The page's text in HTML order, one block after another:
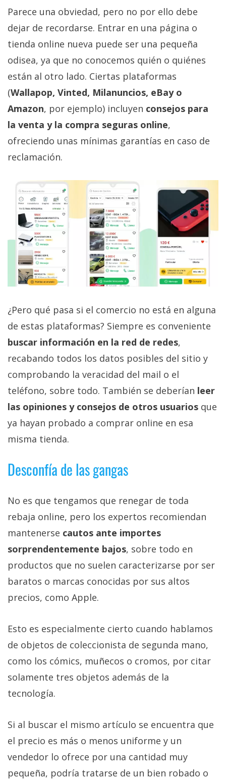
Parece una obviedad, pero no por ello debe
dejar de recordarse. Entrar en una página o
tienda online nueva puede ser una pequeña
odisea, ya que no conocemos quién o quiénes
están al otro lado. Ciertas plataformas
(Wallapop, Vinted, Milanuncios, eBay o
Amazon, por ejemplo) incluyen consejos para
la venta y la compra seguras online,
ofreciendo unas mínimas garantías en caso de
reclamación.
¿Pero qué pasa si el comercio no está en alguna
de estas plataformas? Siempre es conveniente
buscar información en la red de redes,
recabando todos los datos posibles del sitio y
comprobando la veracidad del mail o el
teléfono, sobre todo. También se deberían leer
las opiniones y consejos de otros usuarios que
ya hayan probado a comprar online en esa
misma tienda.
Desconfía de las gangas
No es que tengamos que renegar de toda
rebaja online, pero los expertos recomiendan
mantenerse cautos ante importes
sorprendentemente bajos, sobre todo en
productos que no suelen caracterizarse por ser
baratos o marcas conocidas por sus altos
precios, como Apple.
Esto es especialmente cierto cuando hablamos
de objetos de coleccionista de segunda mano,
como los cómics, muñecos o cromos, por citar
solamente tres objetos además de la
tecnología.
Si al buscar el mismo artículo se encuentra que
el precio es más o menos uniforme y un
vendedor lo ofrece por una cantidad muy
pequeña, podría tratarse de un bien robado o